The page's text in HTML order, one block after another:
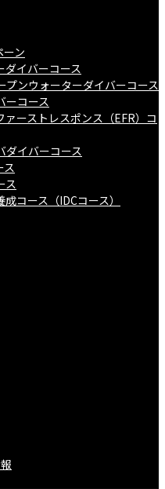
ン
ダイバーコース
プンウォーターダイバーコース
ーコース
ァーストレスポンス（EFR）コ
ダイバーコース
ス
ス
コース（IDCコース）